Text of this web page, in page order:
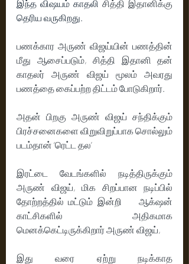
இந்த விஷயம் காதலி
தெரிய வருகிறது.
பணக்கார அருண் விஜய்யின் பணத்தின்
மீது ஆசைப்படும், சித்தி இதானி தன்
காதலர் அருண் விஜய் மூலம் அவரது
பணத்தை கைப்பற்ற திட்டம் போடுகிறார்.
அதன் பிறகு அருண் விஜய் சந்திக்கும்
பிரச்சனைகளை விறுவிறுப்பாக சொல்லும்
படம்தான் ‘ரெட்ட தல’
இரட்டை வேடங்களில் நடித்திருக்கும்
அருண் விஜய், மிக சிறப்பான நடிப்பில்
தோற்றத்தில் மட்டும் இன்றி    ஆக்‌ஷன்
காட்சிகளில்  அதிகமாக
மெனக்கெட்டிருக்கிறார் அருண் விஜய்,
இது வரை ஏற்று நடிக்காத